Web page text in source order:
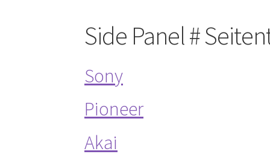
Side Panel #
Sony
Pioneer
Akai